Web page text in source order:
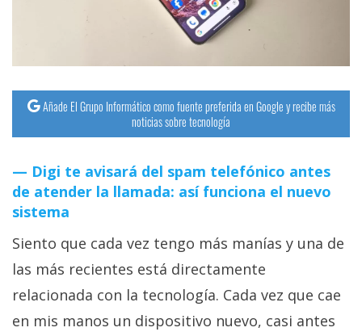
Añade El Grupo Informático como fuente preferida en Google y recibe más
noticias sobre tecnología
Digi te avisará del spam telefónico antes
de atender la llamada: así funciona el nuevo
sistema
Siento que cada vez tengo más manías y una de
las más recientes está directamente
relacionada con la tecnología. Cada vez que cae
en mis manos un dispositivo nuevo, casi antes